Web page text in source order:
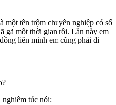
một tên trộm chuyên nghiệp có số
gã một thời gian rồi. Lần này em
liên minh em cũng phải đi
nghiêm túc nói: